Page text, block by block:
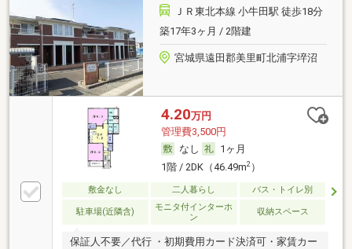
ＪＲ東北本線 小牛田駅 徒歩18分
築17年3ヶ月 / 2階建
宮城県遠田郡美里町北浦字埣沼
4.20万円
管理費3,500円
なし
1ヶ月
1階 / 2DK（46.49m2）
敷金なし 二人暮らし バス・トイレ別
駐車場(近隣含)
モニタ付インターホ
ン
収納スペース
保証人不要／代行 ・初期費用カード決済可・家賃カー